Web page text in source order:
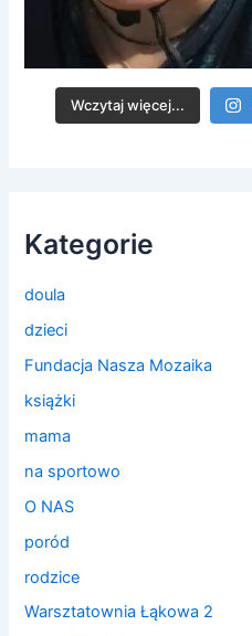
Wczytaj więcej...
Kategorie
doula
dzieci
Fundacja Nasza Mozaika
książki
mama
na sportowo
O NAS
poród
rodzice
Warsztatownia Łąkowa 2